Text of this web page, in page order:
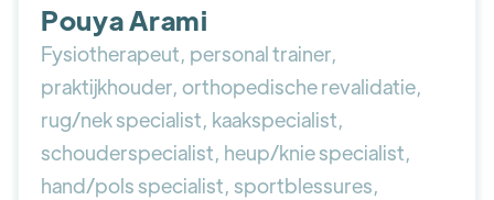
Pouya Arami
Fysiotherapeut, personal trainer,
praktijkhouder, orthopedische revalidatie,
rug/nek specialist, kaakspecialist,
schouderspecialist, heup/knie specialist,
hand/pols specialist, sportblessures,